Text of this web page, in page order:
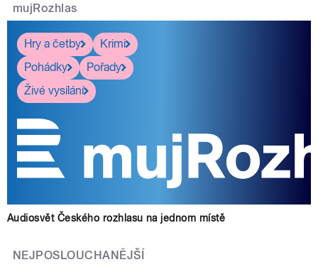
mujRozhlas
Hry a četby
Krimi
Pohádky
Pořady
Živé vysílání
Audiosvět Českého rozhlasu na jednom místě
NEJPOSLOUCHANĚJŠÍ